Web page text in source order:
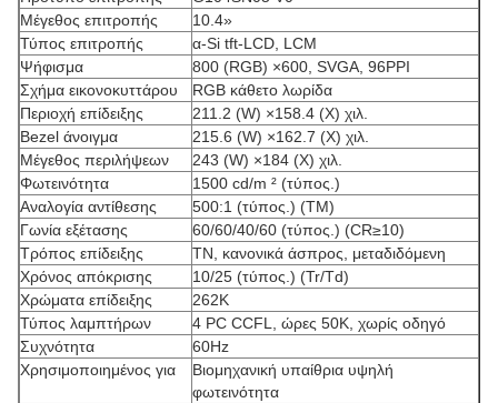
Μέγεθος επιτροπής
10.4»
Τύπος επιτροπής
α-Si tft-LCD, LCM
Ψήφισμα
800 (RGB) ×600, SVGA, 96PPI
Σχήμα εικονοκυττάρου
RGB κάθετο λωρίδα
Περιοχή επίδειξης
211.2 (W) ×158.4 (Χ) χιλ.
Bezel άνοιγμα
215.6 (W) ×162.7 (Χ) χιλ.
Μέγεθος περιλήψεων
243 (W) ×184 (Χ) χιλ.
Φωτεινότητα
1500 cd/m ² (τύπος.)
Αναλογία αντίθεσης
500:1 (τύπος.) (TM)
Γωνία εξέτασης
60/60/40/60 (τύπος.) (CR≥10)
Τρόπος επίδειξης
TN, κανονικά άσπρος, μεταδιδόμενη
Χρόνος απόκρισης
10/25 (τύπος.) (Tr/Td)
Χρώματα επίδειξης
262K
Τύπος λαμπτήρων
4 PC CCFL, ώρες 50K, χωρίς οδηγό
Συχνότητα
60Hz
Χρησιμοποιημένος για
Βιομηχανική υπαίθρια υψηλή
φωτεινότητα